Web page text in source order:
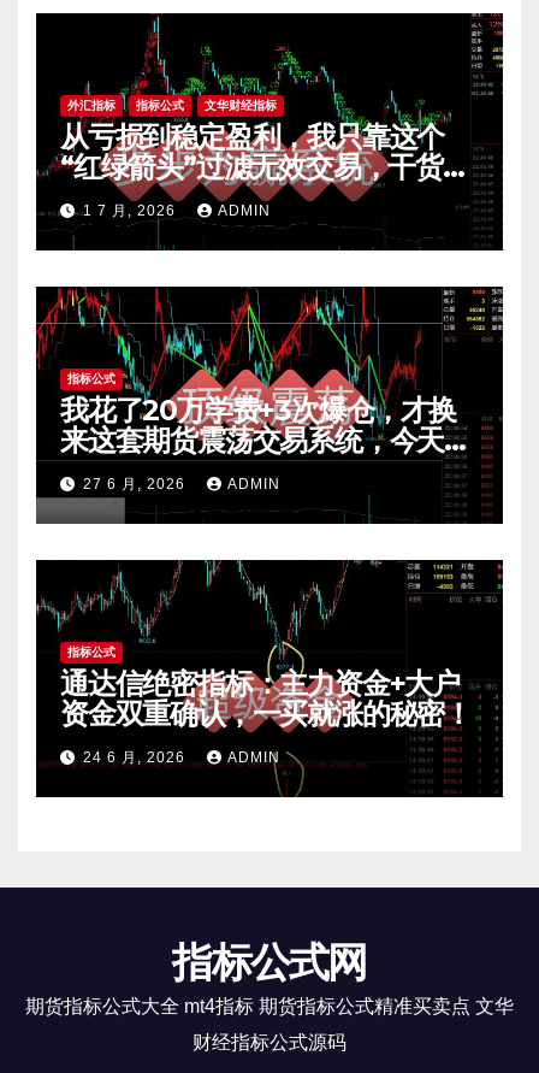
外汇指标 指标公式 文华财经指标
从亏损到稳定盈利，我只靠这个
“红绿箭头”过滤无效交易，干货全
公开 mt4指标
1 7 月, 2026 ADMIN
指标公式
我花了20万学费+3次爆仓，才换
来这套期货震荡交易系统，今天免
费公开核心逻辑
27 6 月, 2026 ADMIN
指标公式
通达信绝密指标：主力资金+大户
资金双重确认，一买就涨的秘密！
24 6 月, 2026 ADMIN
指标公式网
期货指标公式大全 mt4指标 期货指标公式精准买卖点 文华
财经指标公式源码